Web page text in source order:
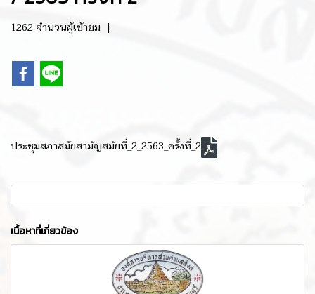
1262 จำนวนผู้เข้าชม |
ประชุมสภาสมัยสามัญสมัยที่_2_2563_ครั้งที่_2
เนื้อหาที่เกี่ยวข้อง